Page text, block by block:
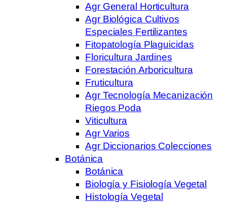
Agr General Horticultura
Agr Biológica Cultivos
Especiales Fertilizantes
Fitopatología Plaguicidas
Floricultura Jardines
Forestación Arboricultura
Fruticultura
Agr Tecnología Mecanización
Riegos Poda
Viticultura
Agr Varios
Agr Diccionarios Colecciones
Botánica
Botánica
Biología y Fisiología Vegetal
Histología Vegetal